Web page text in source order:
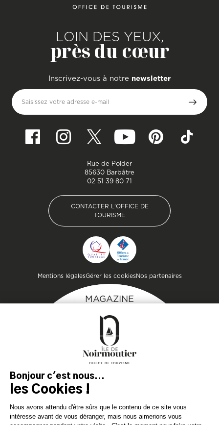
Mentions légalesGérer les cookiesNos partenaires
MAGAZINE
Inspirez-vous et
préparez votre séjour
sur l'île de Noirmoutier !
TÉLÉCHARGEZ
TÉLÉCHARGEZ
LOIN DES YEUX,
près du cœur
Inscrivez-vous à notre newsletter
Saisissez votre adresse e-mail
Rue de Polder
85630 Barbâtre
02 51 39 80 71
CONTACTER L'OFFICE DE
TOURISME
CONTACTER L'OFFICE DE
TOURISME